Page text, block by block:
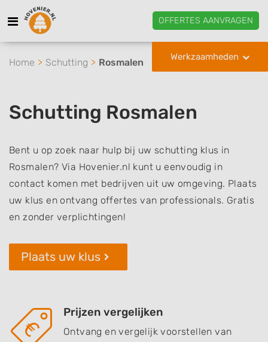
OFFERTES AANVRAGEN
Werkzaamheden
Home Schutting Rosmalen
Schutting Rosmalen
Bent u op zoek naar hulp bij uw schutting klus in
Rosmalen? Via Hovenier.nl kunt u eenvoudig in
contact komen met bedrijven uit uw omgeving. Plaats
uw klus en ontvang offertes van professionals. Gratis
en zonder verplichtingen!
Plaats uw klus
Prijzen vergelijken
Ontvang en vergelijk voorstellen van